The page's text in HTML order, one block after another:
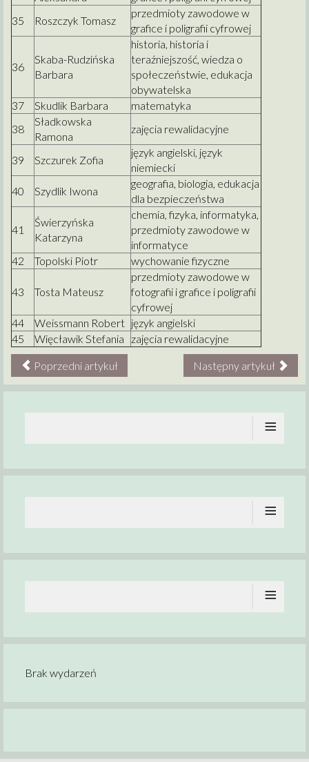
35
Roszczyk Tomasz
przedmioty zawodowe w
grafice i poligrafii cyfrowej
36
Skaba-Rudzińska
Barbara
historia, historia i
teraźniejszość, wiedza o
społeczeństwie, edukacja
obywatelska
37
Skudlik Barbara
matematyka
38
Sładkowska
Ramona
zajęcia rewalidacyjne
39 Szczurek Zofia
język angielski, język
niemiecki
40
Szydlik Iwona
geografia, biologia, edukacja
dla bezpieczeństwa
41
Świerzyńska
Katarzyna
chemia, fizyka, informatyka,
przedmioty zawodowe w
informatyce
42
Topolski Piotr wychowanie fizyczne
43 Tosta Mateusz
przedmioty zawodowe w
fotografii i grafice i poligrafii
cyfrowej
44
Weissmann Robert język angielski
45
Więcławik Stefania zajęcia rewalidacyjne
Poprzedni artykuł Następny artykuł
≡
≡
≡
Brak wydarzeń